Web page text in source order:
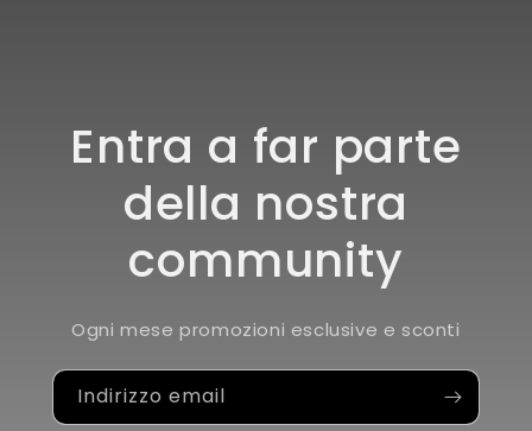
Entra a far parte
della nostra
community
Ogni mese promozioni esclusive e sconti
Indirizzo email